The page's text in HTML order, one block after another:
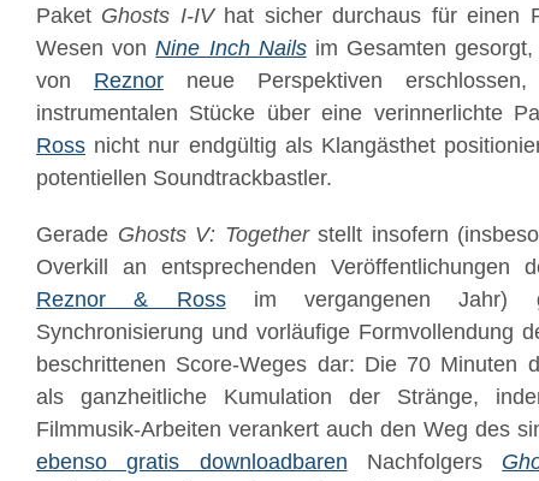
Paket Ghosts I-IVhat sicher durchaus für einen
Wesen vonNine Inch Nailsim Gesamten
von Reznorneue Perspektiven
instrumentalen Stücke über eine verinnerlichte
Ross nicht nur endgültig als Klangästhet
potentiellen Soundtrackbastler.
Gerade Ghosts V: Togetherstellt insofern
Overkill an entsprechenden Veröffentlichungen
Reznor & Rossim vergangenen Jahr)
Synchronisierung und vorläufige Formvollendung
beschrittenen Score-Weges dar: Die 70 Minuten
als ganzheitliche Kumulation der Stränge,
Filmmusik-Arbeiten verankert auch den Weg des
ebenso gratis downloadbaren Nachfolgers